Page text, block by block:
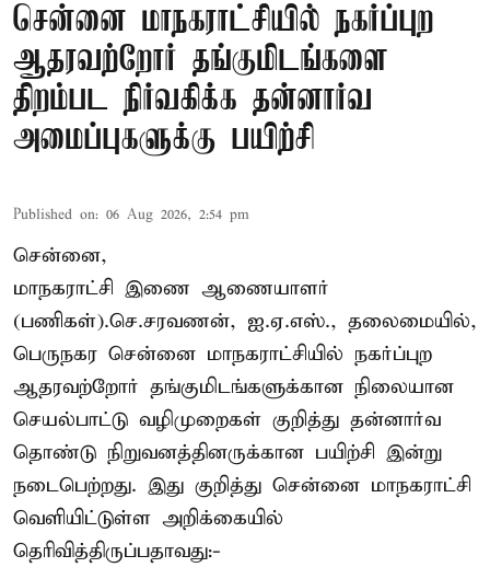
சென்னை மாநகராட்சியில் நகர்ப்புற
ஆதரவற்றோர் தங்குமிடங்களை
திறம்பட நிர்வகிக்க தன்னார்வ
அமைப்புகளுக்கு பயிற்சி
Published on: 06 Aug 2026, 2:54 pm
சென்னை,
மாநகராட்சி இணை ஆணையாளர்
(பணிகள்).செ.சரவணன், ஐ.ஏ.எஸ்., தலைமையில்,
பெருநகர சென்னை மாநகராட்சியில் நகர்ப்புற
ஆதரவற்றோர் தங்குமிடங்களுக்கான நிலையான
செயல்பாட்டு வழிமுறைகள் குறித்து தன்னார்வ
தொண்டு நிறுவனத்தினருக்கான பயிற்சி இன்று
நடைபெற்றது. இது குறித்து சென்னை மாநகராட்சி
வெளியிட்டுள்ள அறிக்கையில்
தெரிவித்திருப்பதாவது:-